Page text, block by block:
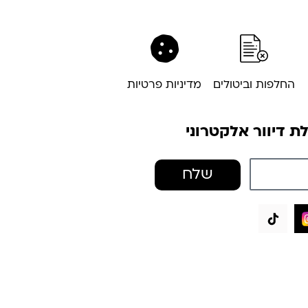
החלפות וביטולים מדיניות פרטיות
דיוור אלקטרוני
שלח